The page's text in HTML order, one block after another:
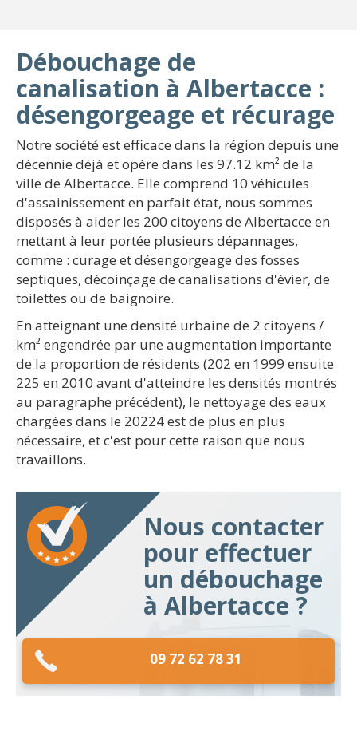
Débouchage de
canalisation à Albertacce :
désengorgeage et récurage
Notre société est efficace dans la région depuis une
décennie déjà et opère dans les 97.12 km² de la
ville de Albertacce. Elle comprend 10 véhicules
d'assainissement en parfait état, nous sommes
disposés à aider les 200 citoyens de Albertacce en
mettant à leur portée plusieurs dépannages,
comme : curage et désengorgeage des fosses
septiques, décoinçage de canalisations d'évier, de
toilettes ou de baignoire.
En atteignant une densité urbaine de 2 citoyens /
km² engendrée par une augmentation importante
de la proportion de résidents (202 en 1999 ensuite
225 en 2010 avant d'atteindre les densités montrés
au paragraphe précédent), le nettoyage des eaux
chargées dans le 20224 est de plus en plus
nécessaire, et c'est pour cette raison que nous
travaillons.
Nous contacter
pour effectuer
un débouchage
à Albertacce ?
09 72 62 78 31